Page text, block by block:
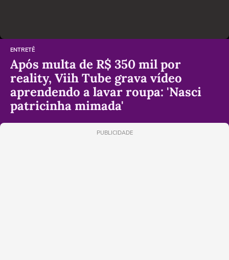
ENTRETÊ
Após multa de R$ 350 mil por
reality, Viih Tube grava vídeo
aprendendo a lavar roupa: 'Nasci
patricinha mimada'
PUBLICIDADE